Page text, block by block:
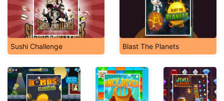
Sushi Challenge Blast The Planets